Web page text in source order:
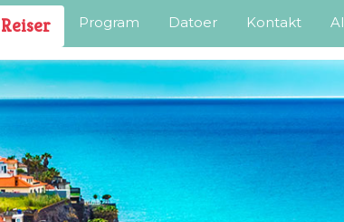
Learn more
Reiser Program Datoer Kontakt